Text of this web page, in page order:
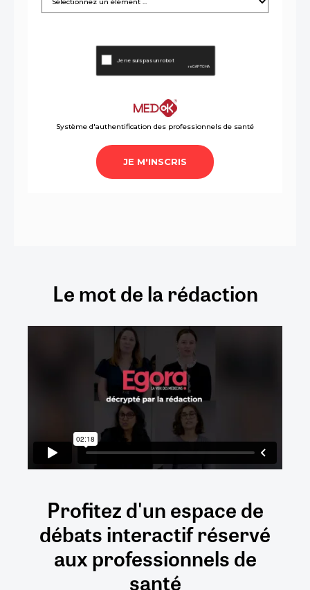
Le mot de la rédaction
Profitez d'un espace de
débatsinteractifréservé
auxprofessionnels de
santé